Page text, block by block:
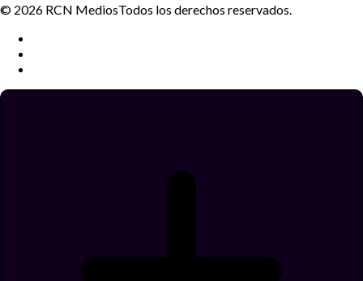
© 2026 RCN MediosTodos los derechos reservados.